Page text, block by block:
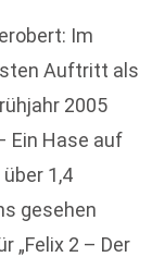
Im
Auftritt als
2005
Ein Hase auf
1,4
gesehen
„Felix 2 – Der